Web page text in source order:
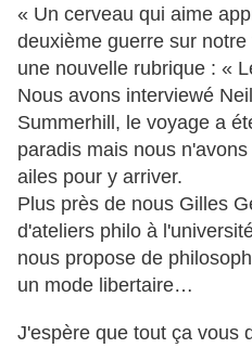
« Un cerveau qui aime
deuxième guerre sur
une nouvelle rubrique : «
Nous avons interviewé
Summerhill, le voyage a
paradis mais nous
ailes pour y arriver.
Plus près de nous Gilles
d'ateliers philo à
nous propose de
un mode libertaire…
J'espère que tout ça vous